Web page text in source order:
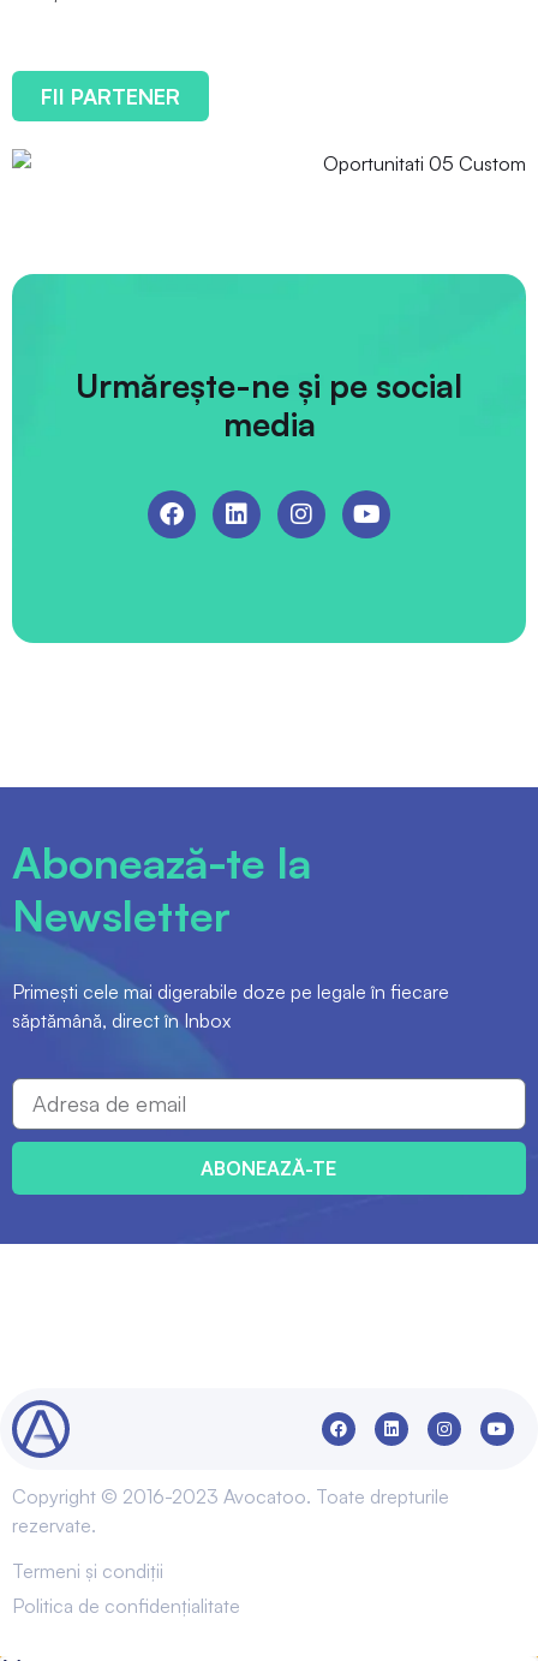
FII PARTENER
Urmărește-ne și pe social
media
Abonează-te la
Newsletter
Primești cele mai digerabile doze pe legale în fiecare
săptămână, direct în Inbox
ABONEAZĂ-TE
Copyright © 2016-2023 Avocatoo. Toate drepturile
rezervate.
Termeni și condiții
Politica de confidențialitate